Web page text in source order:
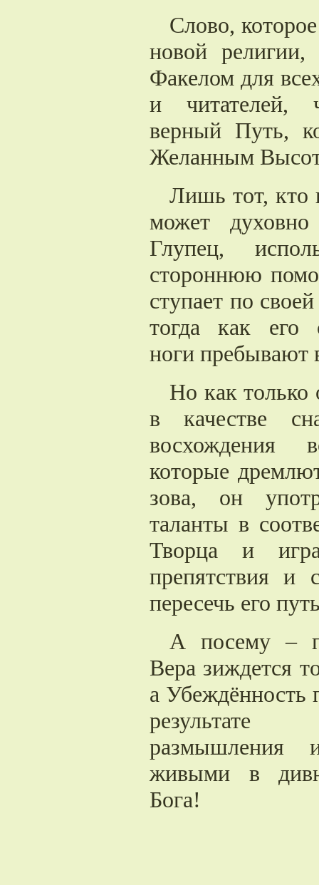
Слово,
новой
Факелом для
и читателей,
верный Путь,
Желанным
Лишь тот, кто
может духовно
Глупец,
стороннюю
ступает по
тогда как его
ноги пребывают
Но как только
в качестве
восхождения
которые
зова, он
таланты в
Творца и
препятствия и
пересечь его
А посему –
Вера зиждется
а Убеждённость
результате
размышления
живыми в
Бога!